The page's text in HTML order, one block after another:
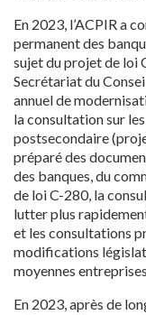
En 2023, l’ACPIR a
permanent des
sujet du projet de loi
Secrétariat du
annuel de
la consultation sur
postsecondaire
préparé des
des banques, du
de loi C-280, la
lutter plus
et les consultations
modifications
moyennes
En 2023, après de